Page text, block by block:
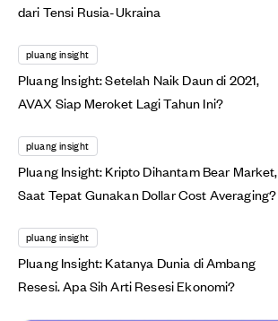
dari Tensi Rusia-Ukraina
pluang insight
Pluang Insight: Setelah Naik Daun di 2021,
AVAX Siap Meroket Lagi Tahun Ini?
pluang insight
Pluang Insight: Kripto Dihantam Bear Market,
Saat Tepat Gunakan Dollar Cost Averaging?
pluang insight
Pluang Insight: Katanya Dunia di Ambang
Resesi. Apa Sih Arti Resesi Ekonomi?